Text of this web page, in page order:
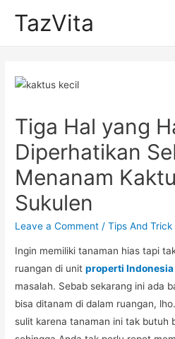
TazVita
Tiga Hal yang
Diperhatikan
Menanam
Sukulen
Leave a Comment /Tips And Trick
Ingin memiliki tanaman hias tapi
ruangan di unitproperti Indonesia
masalah. Sebab sekarang ini ada
bisa ditanam di dalam ruangan,
sulit karena tanaman ini tak butuh